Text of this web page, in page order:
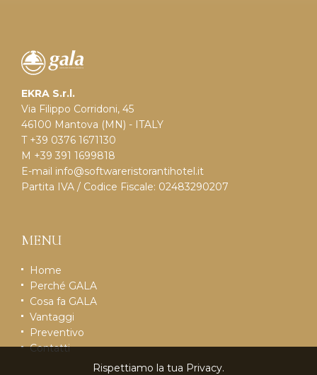
EKRA S.r.l.
Via Filippo Corridoni, 45
46100 Mantova (MN) - ITALY
T +39 0376 1671130
M +39 391 1699818
E-mail info@softwareristorantihotel.it
Partita IVA / Codice Fiscale: 02483290207
MENU
Home
Perché GALA
Cosa fa GALA
Vantaggi
Preventivo
Contatti
Rispettiamo la tua Privacy.